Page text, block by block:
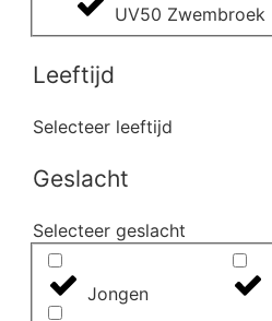
UV50 Zwembroek
Leeftijd
Selecteer leeftijd
Geslacht
Selecteer geslacht
Jongen